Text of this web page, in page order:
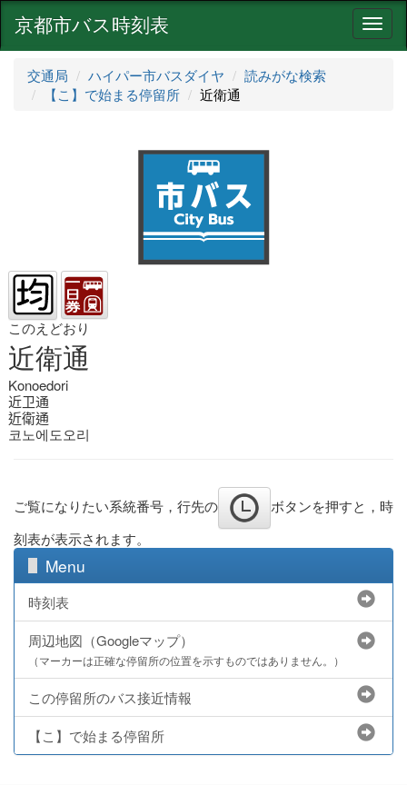
ナ
ビ
京都市バス時刻表
交通局 ハイパー市バスダイヤ
読みがな検索
【こ】で始まる停留所
近衛通
このえどおり
近衛通
Konoedori
近卫通
近衛通
코노에도오리
ご覧になりたい系統番号，行先の
ボタンを押すと，時
刻表が表示されます。
Menu
時刻表
周辺地図（Googleマップ）
（マーカーは正確な停留所の位置を示すものではありません。）
この停留所のバス接近情報
【こ】で始まる停留所